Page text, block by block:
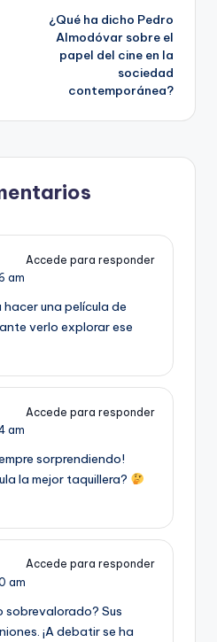
¿Qué ha dicho Pedro
Almodóvar sobre el
papel del cine en la
sociedad
contemporánea?
Accede para responder
am
una película de
verlo explorar ese
Accede para responder
am
sorprendiendo!
la mejor taquillera?
Accede para responder
am
sobrevalorado? Sus
¡A debatir se ha